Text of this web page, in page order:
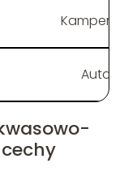
Auta